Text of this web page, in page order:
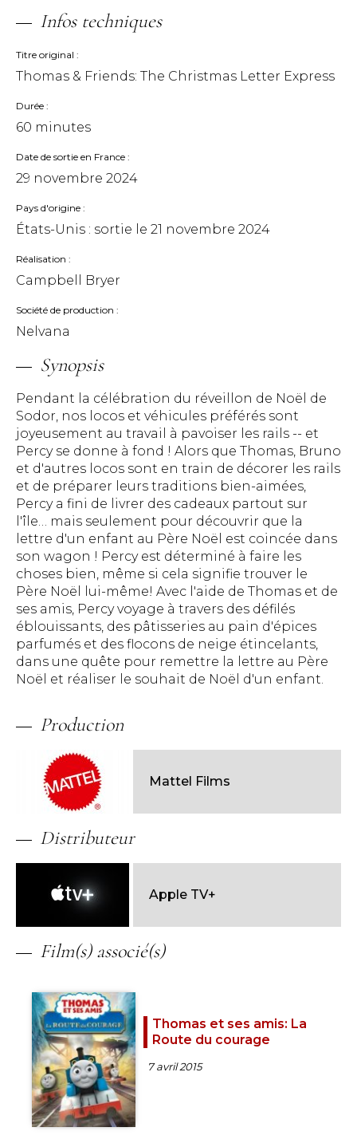
Infos techniques
Titre original
Thomas & Friends: The Christmas Letter Express
Durée
60 minutes
Date de sortie en France
29 novembre 2024
Pays d'origine
États-Unis : sortie le 21 novembre 2024
Réalisation
Campbell Bryer
Société de production
Nelvana
Synopsis
Pendant la célébration du réveillon de Noël de
Sodor, nos locos et véhicules préférés sont
joyeusement au travail à pavoiser les rails -- et
Percy se donne à fond ! Alors que Thomas, Bruno
et d'autres locos sont en train de décorer les rails
et de préparer leurs traditions bien-aimées,
Percy a fini de livrer des cadeaux partout sur
l'île… mais seulement pour découvrir que la
lettre d'un enfant au Père Noël est coincée dans
son wagon ! Percy est déterminé à faire les
choses bien, même si cela signifie trouver le
Père Noël lui-même! Avec l'aide de Thomas et de
ses amis, Percy voyage à travers des défilés
éblouissants, des pâtisseries au pain d'épices
parfumés et des flocons de neige étincelants,
dans une quête pour remettre la lettre au Père
Noël et réaliser le souhait de Noël d'un enfant.
Production
Mattel Films
Distributeur
Apple TV+
Film(s) associé(s)
Thomas et ses amis: La
Route du courage
7 avril 2015